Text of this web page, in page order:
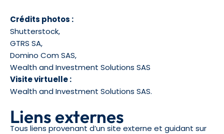
Crédits photos :
Shutterstock,
GTRS SA,
Domino Com SAS,
Wealth and Investment Solutions SAS
Visite virtuelle :
Wealth and Investment Solutions SAS.
Liens externes
Tous liens provenant d’un site externe et guidant sur